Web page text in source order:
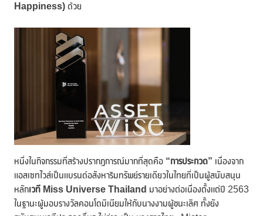
Happiness) ด้วย
หนึ่งในกิจกรรมที่สร้างปรากฏการณ์มากที่สุดคือ “การประกวด” เนื่องจาก
แอสเซทไวส์เป็นแบรนด์อสังหาริมทรัพย์รายเดียวในไทยที่เป็นผู้สนับสนุน
หลักเวที Miss Universe Thailand มาอย่างต่อเนื่องตั้งแต่ปี 2563
ในฐานะผู้มอบรางวัลคอนโดมิเนียมให้กับนางงามผู้ชนะเลิศ ทั้งยัง